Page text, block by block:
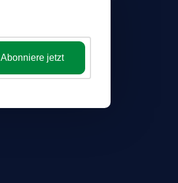
Abonniere jetzt